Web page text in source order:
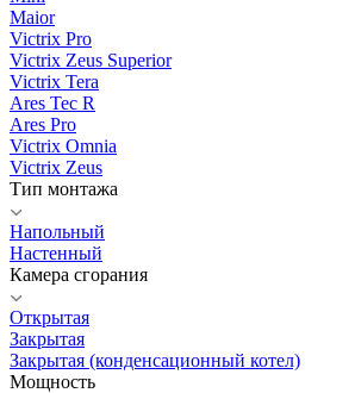
Maior
Victrix Pro
Victrix Zeus Superior
Victrix Tera
Ares Tec R
Ares Pro
Victrix Omnia
Victrix Zeus
Тип монтажа
Напольный
Настенный
Камера сгорания
Открытая
Закрытая
Закрытая (конденсационный котел)
Мощность